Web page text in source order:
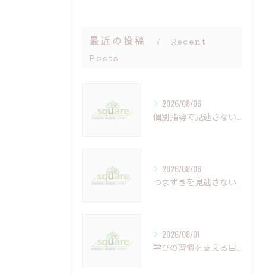
最近の投稿
Recent
Posts
2026/08/06
2026/08/06
2026/08/01